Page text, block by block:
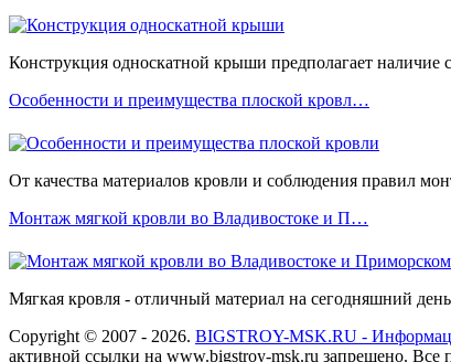
Конструкция односкатной крыши предполагает наличие
Особенности и преимущества плоской кровл…
От качества материалов кровли и соблюдения правил
Монтаж мягкой кровли во Владивостоке и П…
Мягкая кровля - отличный материал на сегодняшний
Copyright © 2007 - 2026. BIGSTROY-MSK.RU -
активной ссылки на www.bigstroy-msk.ru запрещено. Все